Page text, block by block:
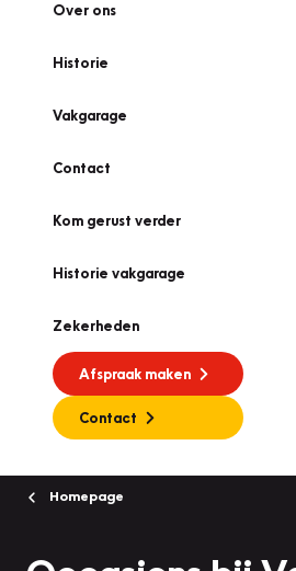
Over ons
Historie
Vakgarage
Contact
Kom gerust verder
Historie vakgarage
Zekerheden
Afspraak maken
Contact
Homepage